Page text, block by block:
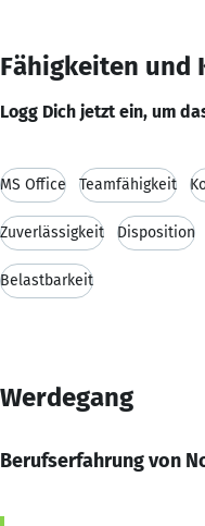
Fähigkeiten und
Logg Dich jetzt ein, um
MS Office Teamfähigkeit
Zuverlässigkeit Disposition
Belastbarkeit
Werdegang
Berufserfahrung von